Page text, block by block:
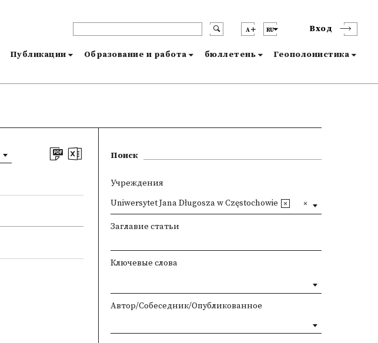
A RU Вход
Публикации Образование и работа бюллетень Геополонистика
Поиск
Учреждения
Uniwersytet Jana Długosza w Częstochowie
Заглавие статьи
Ключевые слова
Автор/Собеседник/Опубликованное